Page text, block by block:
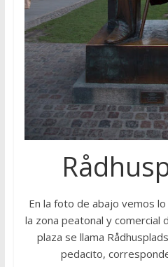
En la foto de abajo vemos
la zona peatonal y comercial
plaza se llama
pedacito,